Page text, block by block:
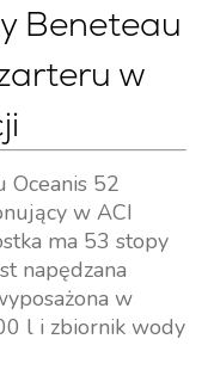
Beneteau
w
Oceanis 52
w ACI
ma 53 stopy
napędzana
w
l i zbiornik wody